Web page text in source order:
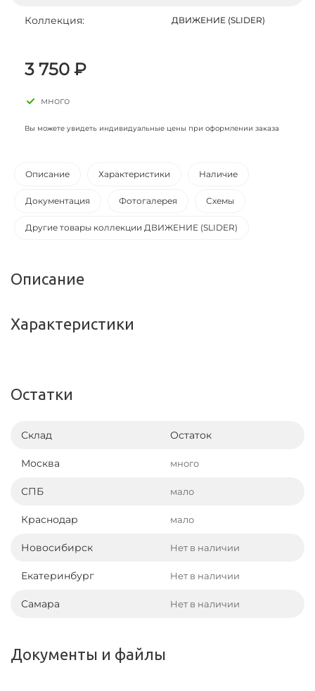
Коллекция: ДВИЖЕНИЕ (SLIDER)
3 750 ₽
много
Вы можете увидеть индивидуальные цены при оформлении заказа
Описание Характеристики Наличие
Документация Фотогалерея Схемы
Другие товары коллекции ДВИЖЕНИЕ (SLIDER)
Описание
Характеристики
Остатки
Склад Остаток
Москва много
СПБ мало
Краснодар мало
Новосибирск Нет в наличии
Екатеринбург Нет в наличии
Самара Нет в наличии
Документы и файлы